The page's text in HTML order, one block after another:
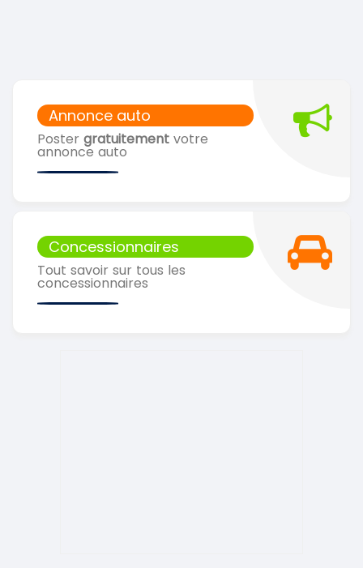
Annonce auto
Poster gratuitement votre
annonce auto
Concessionnaires
Tout savoir sur tous les
concessionnaires